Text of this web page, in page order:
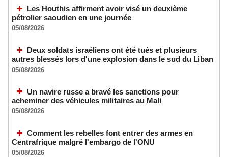
Les Houthis affirment avoir visé un deuxième
pétrolier saoudien en une journée
05/08/2026
Deux soldats israéliens ont été tués et plusieurs
autres blessés lors d'une explosion dans le sud du Liban
05/08/2026
Un navire russe a bravé les sanctions pour
acheminer des véhicules militaires au Mali
05/08/2026
Comment les rebelles font entrer des armes en
Centrafrique malgré l'embargo de l'ONU
05/08/2026